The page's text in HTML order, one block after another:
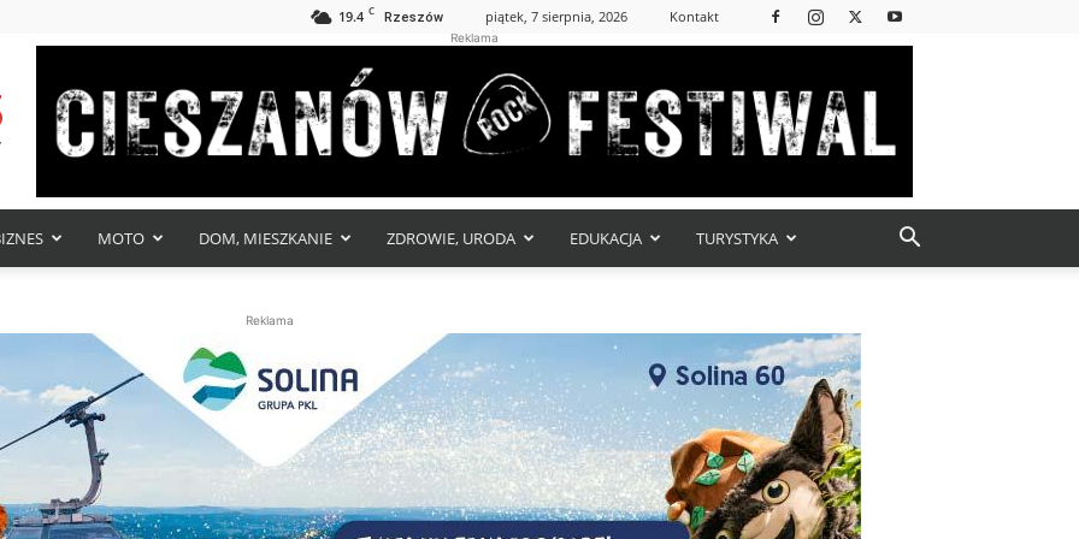
19.4 C Rzeszów piątek, 7 sierpnia, 2026 Kontakt
Reklama
MOTO DOM, MIESZKANIE ZDROWIE, URODA EDUKACJA TURYSTYKA
Reklama